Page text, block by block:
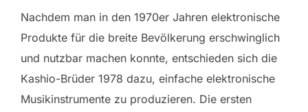
Nachdem man in den 1970er Jahren elektronische
Produkte für die breite Bevölkerung erschwinglich
und nutzbar machen konnte, entschieden sich die
Kashio-Brüder 1978 dazu, einfache elektronische
Musikinstrumente zu produzieren. Die ersten